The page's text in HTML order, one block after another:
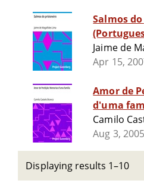
Salmos
Jaime de
Apr 15,
Amor de
d'uma
Camilo
Aug 3, 2005
Displaying results 1–10